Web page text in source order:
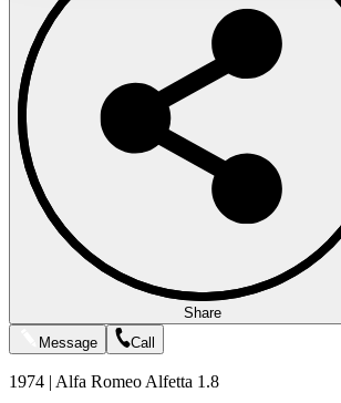
Share
Message
Call
1974 | Alfa Romeo Alfetta 1.8